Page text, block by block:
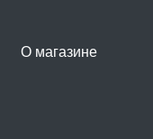
О магазине